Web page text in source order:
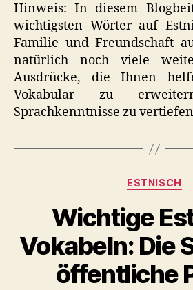
Hinweis: In diesem
wichtigsten Wörter auf
Familie und Freundschaft
natürlich noch viele
Ausdrücke, die Ihnen
Vokabular zu
Sprachkenntnisse zu
ESTNISCH
Wichtige
Vokabeln: Die
öffentliche